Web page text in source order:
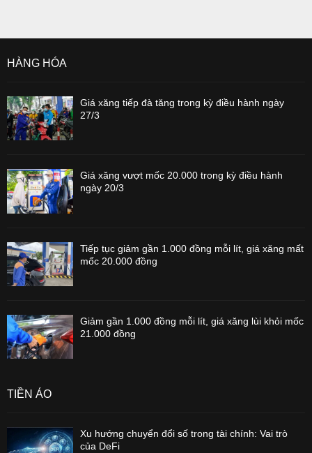
HÀNG HÓA
Giá xăng tiếp đà tăng trong kỳ điều hành ngày
27/3
Giá xăng vượt mốc 20.000 trong kỳ điều hành
ngày 20/3
Tiếp tục giảm gần 1.000 đồng mỗi lít, giá xăng mất
mốc 20.000 đồng
Giảm gần 1.000 đồng mỗi lít, giá xăng lùi khỏi mốc
21.000 đồng
TIỀN ẢO
Xu hướng chuyển đổi số trong tài chính: Vai trò
của DeFi